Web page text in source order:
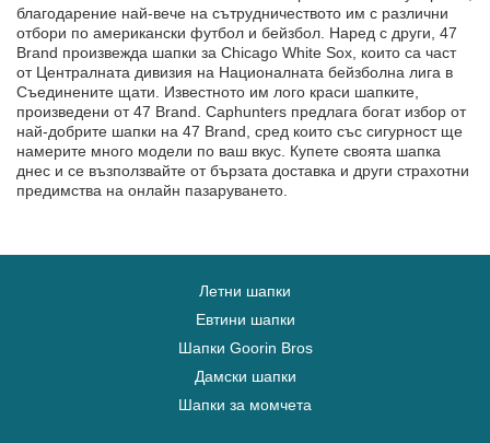
благодарение най-вече на сътрудничеството им с различни
отбори по американски футбол и бейзбол. Наред с други, 47
Brand произвежда шапки за Chicago White Sox, които са част
от Централната дивизия на Националната бейзболна лига в
Съединените щати. Известното им лого краси шапките,
произведени от 47 Brand. Caphunters предлага богат избор от
най-добрите шапки на 47 Brand, сред които със сигурност ще
намерите много модели по ваш вкус. Купете своята шапка
днес и се възползвайте от бързата доставка и други страхотни
предимства на онлайн пазаруването.
Летни шапки
Евтини шапки
Шапки Goorin Bros
Дамски шапки
Шапки за момчета